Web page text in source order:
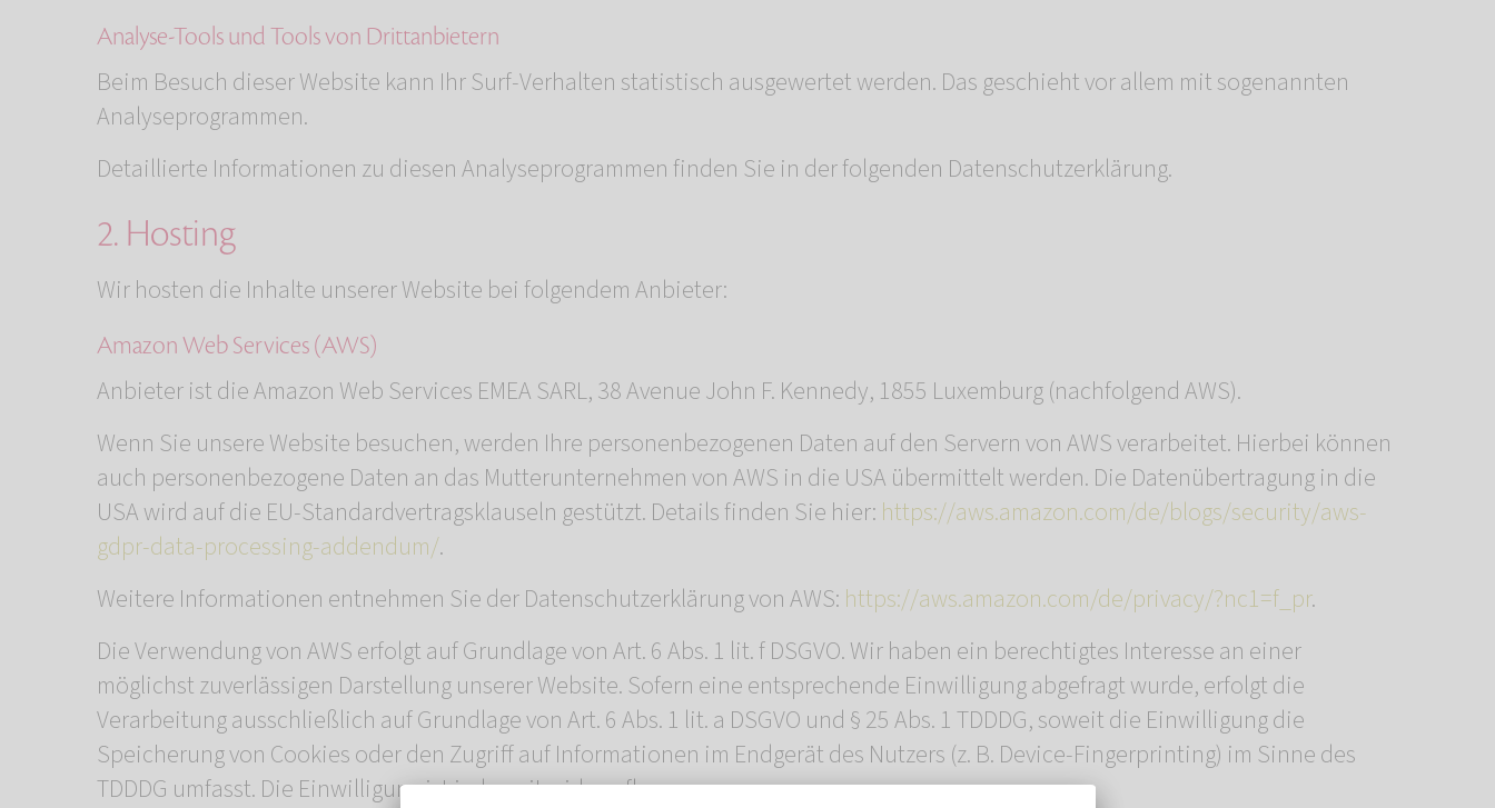
Analyse-Tools und Tools von Dritt­anbietern
Beim Besuch dieser Website kann Ihr Surf-Verhalten statistisch ausgewertet werden. Das geschieht vor allem mit sogenannten
Analyseprogrammen.
Detaillierte Informationen zu diesen Analyseprogrammen finden Sie in der folgenden Datenschutzerklärung.
2. Hosting
Wir hosten die Inhalte unserer Website bei folgendem Anbieter:
Amazon Web Services (AWS)
Anbieter ist die Amazon Web Services EMEA SARL, 38 Avenue John F. Kennedy, 1855 Luxemburg (nachfolgend AWS).
Wenn Sie unsere Website besuchen, werden Ihre personenbezogenen Daten auf den Servern von AWS verarbeitet. Hierbei können
auch personenbezogene Daten an das Mutterunternehmen von AWS in die USA übermittelt werden. Die Datenübertragung in die
USA wird auf die EU-Standardvertragsklauseln gestützt. Details finden Sie hier: https://aws.amazon.com/de/blogs/security/aws-
gdpr-data-processing-addendum/.
Weitere Informationen entnehmen Sie der Datenschutzerklärung von AWS: https://aws.amazon.com/de/privacy/?nc1=f_pr.
Die Verwendung von AWS erfolgt auf Grundlage von Art. 6 Abs. 1 lit. f DSGVO. Wir haben ein berechtigtes Interesse an einer
möglichst zuverlässigen Darstellung unserer Website. Sofern eine entsprechende Einwilligung abgefragt wurde, erfolgt die
Verarbeitung ausschließlich auf Grundlage von Art. 6 Abs. 1 lit. a DSGVO und § 25 Abs. 1 TDDDG, soweit die Einwilligung die
Speicherung von Cookies oder den Zugriff auf Informationen im Endgerät des Nutzers (z. B. Device-Fingerprinting) im Sinne des
TDDDG umfasst. Die Einwilligung ist jederzeit widerrufbar.